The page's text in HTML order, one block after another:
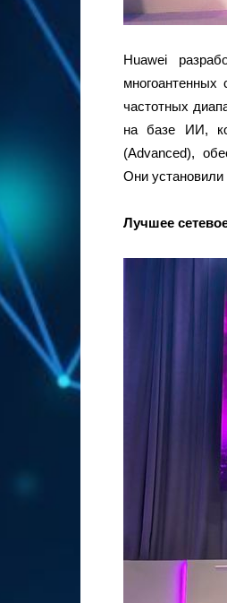
Huawei
частотных
на базе ИИ,
(Advanced),
Они установили
Лучшее